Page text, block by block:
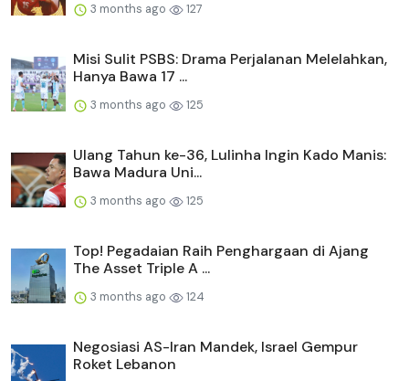
3 months ago 127
Misi Sulit PSBS: Drama Perjalanan Melelahkan,
Hanya Bawa 17 ...
3 months ago 125
Ulang Tahun ke-36, Lulinha Ingin Kado Manis:
Bawa Madura Uni...
3 months ago 125
Top! Pegadaian Raih Penghargaan di Ajang
The Asset Triple A ...
3 months ago 124
Negosiasi AS-Iran Mandek, Israel Gempur
Roket Lebanon